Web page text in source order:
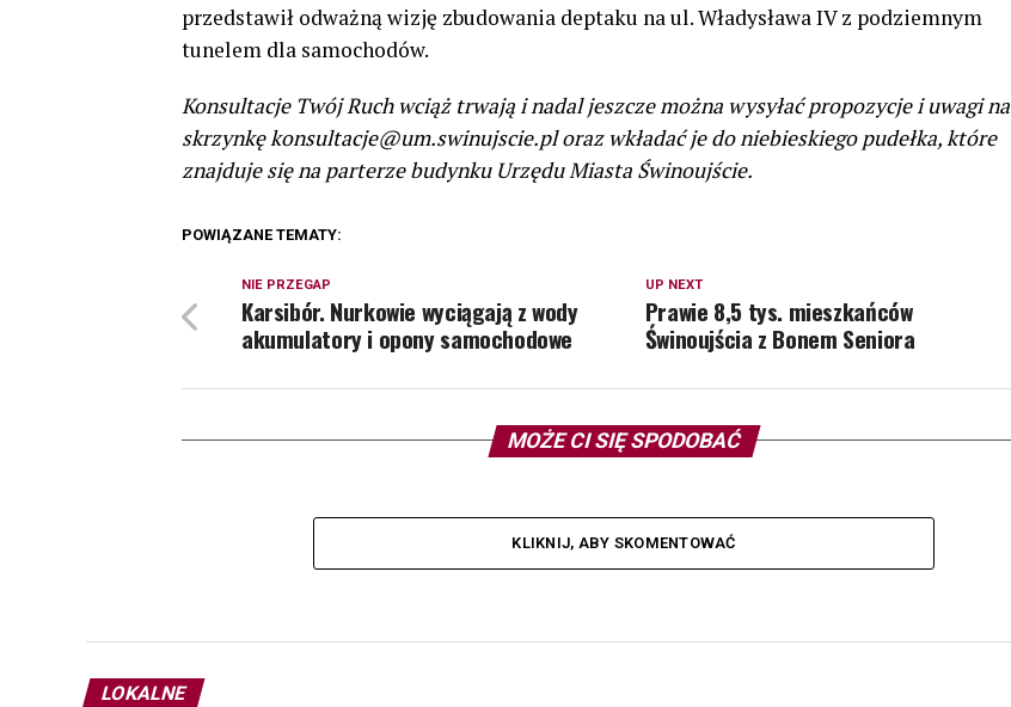
przedstawił odważną wizję zbudowania deptaku na ul. Władysława IV z podziemnym
tunelem dla samochodów.
Konsultacje Twój Ruch wciąż trwają i nadal jeszcze można wysyłać propozycje i uwagi na
skrzynkę konsultacje@um.swinujscie.pl oraz wkładać je do niebieskiego pudełka, które
znajduje się na parterze budynku Urzędu Miasta Świnoujście.
POWIĄZANE TEMATY:
UP NEXT
Prawie 8,5 tys. mieszkańców
Świnoujścia z Bonem Seniora
NIE PRZEGAP
Karsibór. Nurkowie wyciągają z wody
akumulatory i opony samochodowe
MOŻE CI SIĘ SPODOBAĆ
KLIKNIJ, ABY SKOMENTOWAĆ
LOKALNE